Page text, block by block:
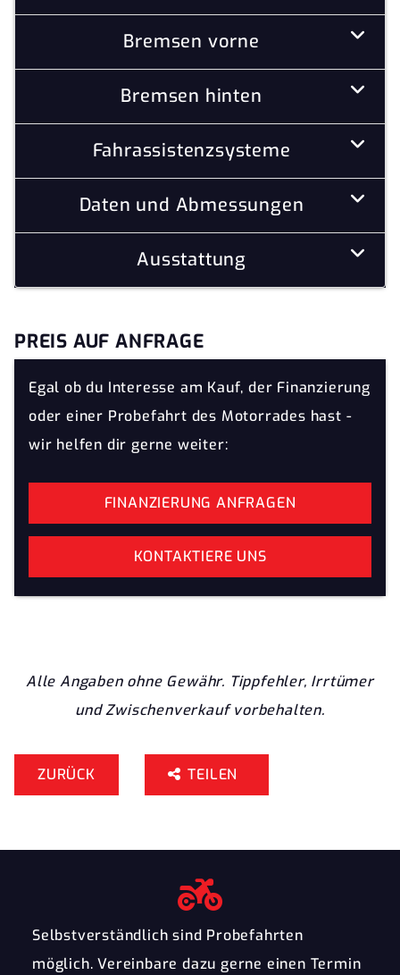
Bremsen vorne
Bremsen hinten
Fahrassistenzsysteme
Daten und Abmessungen
Ausstattung
PREIS AUF ANFRAGE
Egal ob du Interesse am Kauf, der Finanzierung
oder einer Probefahrt des Motorrades hast -
wir helfen dir gerne weiter:
FINANZIERUNG ANFRAGEN
KONTAKTIERE UNS
Alle Angaben ohne Gewähr. Tippfehler, Irrtümer
und Zwischenverkauf vorbehalten.
ZURÜCK TEILEN
Selbstverständlich sind Probefahrten
möglich. Vereinbare dazu gerne einen Termin